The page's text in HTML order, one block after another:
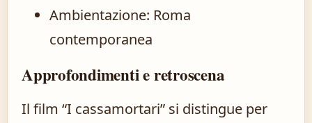
Ambientazione: Roma
contemporanea
Approfondimenti e retroscena
Il film “I cassamortari” si distingue per